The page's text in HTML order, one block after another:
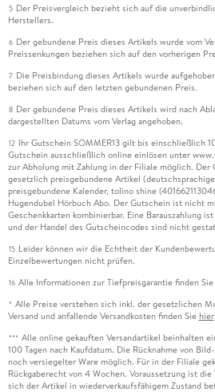
5 Der Preisvergleich bezieht sich auf die
Herstellers.
6 Der gebundene Preis dieses Artikels wurde vom
Preissenkungen beziehen sich auf den vorherigen
7 Die Preisbindung dieses Artikels wurde
beziehen sich auf den letzten gebundenen Preis.
8 Der gebundene Preis dieses Artikels wird nach
dargestellten Datums vom Verlag angehoben.
12 Ihr Gutschein SOMMER13 gilt bis einschließlich
Gutschein ausschließlich online einlösen unter
zur Abholung mit Zahlung in der Filiale möglich.
gesetzlich preisgebundene Artikel
preisgebundene Kalender, tolino shine
Hugendubel Hörbuch Abo. Der Gutschein ist nicht
Geschenkkarten kombinierbar. Eine Barauszahlung
und der Handel des Gutscheincodes sind nicht
15 Leider können wir die Echtheit der
Einzelbewertungen nicht prüfen.
16 Alle Informationen zur Tiefpreisgarantie finden Sie
* Alle Preise verstehen sich inkl. der gesetzlichen
Versand und anfallende Versandkosten finden Sie hier
*** Alle online gekauften Versandartikel beinhalten
100 Tagen nach Kaufdatum. Die Rücknahme von
noch versiegelter Ware möglich. Für in der Filiale
Rückgaberecht von 4 Wochen. Voraussetzung ist die
sich der Artikel in wiederverkaufsfähigem Zustand